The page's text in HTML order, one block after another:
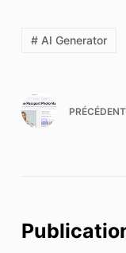
# AI Generator
PRÉCÉDENT